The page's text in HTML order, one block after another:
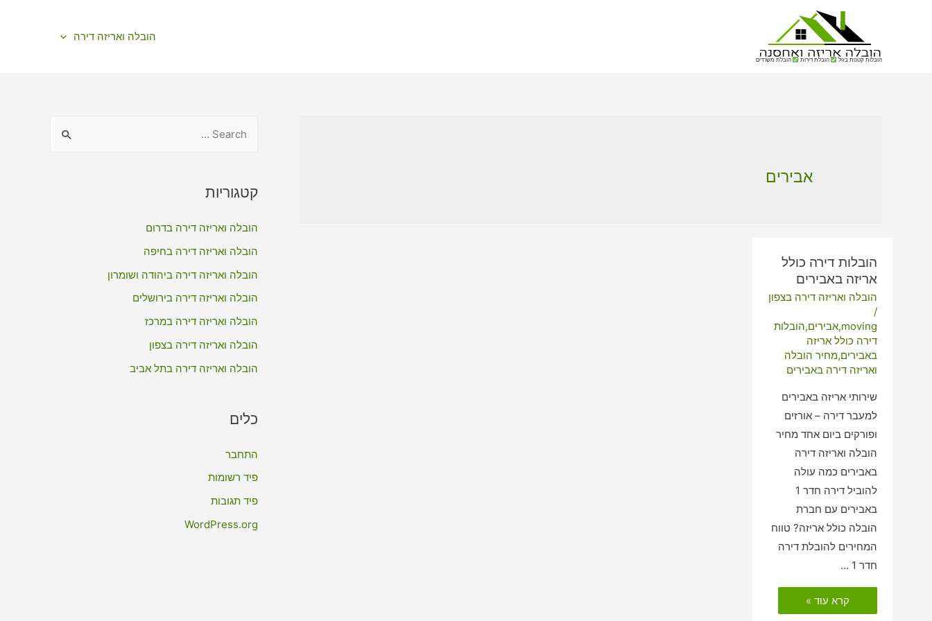
הובלות קטנות בזול הובלת דירות הובלת משרדים
הובלה ואריזה דירה
אבירים
הובלות דירה כולל
אריזה באבירים
הובלה ואריזה דירה בצפון
/
moving
,אבירים,הובלות
דירה כולל אריזה
באבירים,מחיר הובלה
ואריזה דירה באבירים
שירותי אריזה באבירים
למעבר דירה – אורזים
ופורקים ביום אחד מחיר
הובלה ואריזה דירה
באבירים כמה עולה
להוביל דירה חדר 1
באבירים עם חברת
הובלה כולל אריזה? טווח
המחירים להובלת דירה
חדר 1 …
הובלות
דירה
כולל
קרא עוד »
r
h
f
o
קטגוריות
הובלה ואריזה דירה בדרום
הובלה ואריזה דירה בחיפה
הובלה ואריזה דירה ביהודה ושומרון
הובלה ואריזה דירה בירושלים
הובלה ואריזה דירה במרכז
הובלה ואריזה דירה בצפון
הובלה ואריזה דירה בתל אביב
כלים
התחבר
פיד רשומות
פיד תגובות
WordPress.org